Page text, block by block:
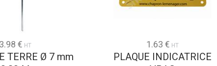
3.98 € HT
TERRE Ø 7 mm
1.63 € HT
PLAQUE INDICATRICE